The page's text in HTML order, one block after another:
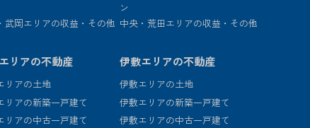
武岡エリアの収益・その他
ン
中央・荒田エリアの収益・その他
リアの不動産
リアの土地
リアの新築一戸建て
リアの中古一戸建て
伊敷エリアの不動産
伊敷エリアの土地
伊敷エリアの新築一戸建て
伊敷エリアの中古一戸建て